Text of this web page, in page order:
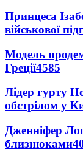
Принцеса
військової
Модель
Греції4585
Лідер гурту
обстрілом у
Дженніфер
близнюками